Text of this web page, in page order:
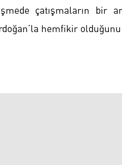
çatışmaların bir
hemfikir